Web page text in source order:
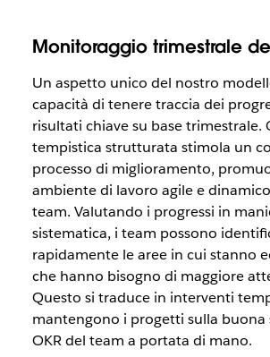
Monitoraggio trimestrale
Un aspetto unico del nostro
capacità di tenere traccia dei
risultati chiave su base trimestrale.
tempistica strutturata stimola un
processo di miglioramento,
ambiente di lavoro agile e
team. Valutando i progressi in
sistematica, i team possono
rapidamente le aree in cui stanno
che hanno bisogno di maggiore
Questo si traduce in interventi
mantengono i progetti sulla buona
OKR del team a portata di mano.